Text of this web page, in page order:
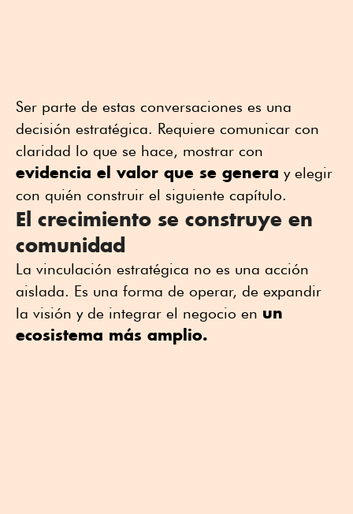
Ser parte de estas conversaciones es una
decisión estratégica. Requiere comunicar con
claridad lo que se hace, mostrar con
evidencia el valor que se genera y elegir
con quién construir el siguiente capítulo.
El crecimiento se construye en
comunidad
La vinculación estratégica no es una acción
aislada. Es una forma de operar, de expandir
la visión y de integrar el negocio en un
ecosistema más amplio.